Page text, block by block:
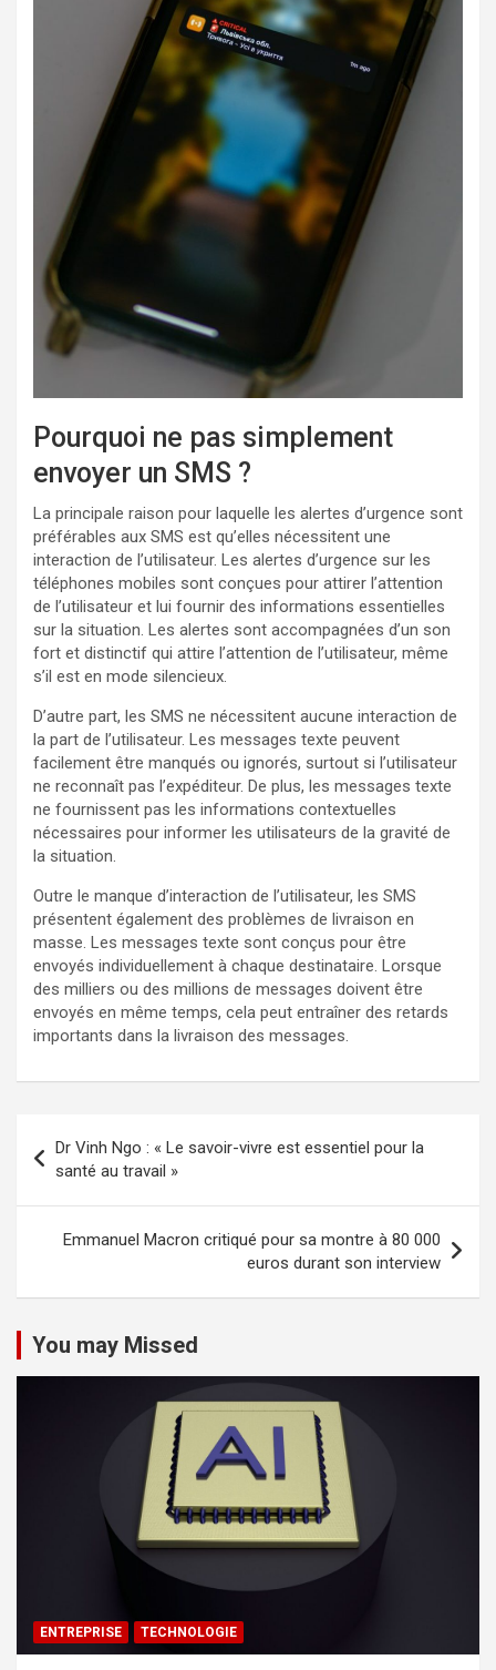
Pourquoi ne pas simplement
envoyer un SMS ?
La principale raison pour laquelle les alertes d’urgence sont
préférables aux SMS est qu’elles nécessitent une
interaction de l’utilisateur. Les alertes d’urgence sur les
téléphones mobiles sont conçues pour attirer l’attention
de l’utilisateur et lui fournir des informations essentielles
sur la situation. Les alertes sont accompagnées d’un son
fort et distinctif qui attire l’attention de l’utilisateur, même
s’il est en mode silencieux.
D’autre part, les SMS ne nécessitent aucune interaction de
la part de l’utilisateur. Les messages texte peuvent
facilement être manqués ou ignorés, surtout si l’utilisateur
ne reconnaît pas l’expéditeur. De plus, les messages texte
ne fournissent pas les informations contextuelles
nécessaires pour informer les utilisateurs de la gravité de
la situation.
Outre le manque d’interaction de l’utilisateur, les SMS
présentent également des problèmes de livraison en
masse. Les messages texte sont conçus pour être
envoyés individuellement à chaque destinataire. Lorsque
des milliers ou des millions de messages doivent être
envoyés en même temps, cela peut entraîner des retards
importants dans la livraison des messages.
de
l’article
Dr Vinh Ngo : « Le savoir-vivre est essentiel pour la
santé au travail »
Emmanuel Macron critiqué pour sa montre à 80 000
euros durant son interview
You may Missed
ENTREPRISE TECHNOLOGIE